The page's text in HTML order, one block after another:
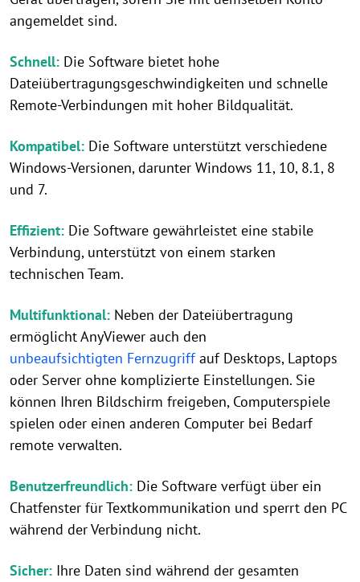
angemeldet sind.
Schnell: Die Software bietet hohe
Dateiübertragungsgeschwindigkeiten und schnelle
Remote-Verbindungen mit hoher Bildqualität.
Kompatibel: Die Software unterstützt verschiedene
Windows-Versionen, darunter Windows 11, 10, 8.1, 8
und 7.
Effizient: Die Software gewährleistet eine stabile
Verbindung, unterstützt von einem starken
technischen Team.
Multifunktional: Neben der Dateiübertragung
ermöglicht AnyViewer auch den
unbeaufsichtigten Fernzugriffauf Desktops, Laptops
oder Server ohne komplizierte Einstellungen. Sie
können Ihren Bildschirm freigeben, Computerspiele
spielen oder einen anderen Computer bei Bedarf
remote verwalten.
Benutzerfreundlich: Die Software verfügt über ein
Chatfenster für Textkommunikation und sperrt den PC
während der Verbindung nicht.
Sicher: Ihre Daten sind während der gesamten